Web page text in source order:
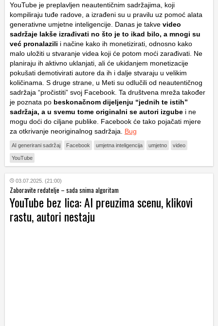
YouTube je preplavljen neautentičnim sadržajima, koji
kompiliraju tuđe radove, a izrađeni su u pravilu uz pomoć alata
generativne umjetne inteligencije. Danas je takve video
sadržaje lakše izrađivati no što je to ikad bilo, a mnogi su
već pronalazili i načine kako ih monetizirati, odnosno kako
malo uložiti u stvaranje videa koji će potom moći zarađivati. Ne
planiraju ih aktivno uklanjati, ali će ukidanjem monetizacije
pokušati demotivirati autore da ih i dalje stvaraju u velikim
količinama. S druge strane, u Meti su odlučili od neautentičnog
sadržaja “pročistiti” svoj Facebook. Ta društvena mreža također
je poznata po beskonačnom dijeljenju “jednih te istih”
sadržaja, a u svemu tome originalni se autori izgube i ne
mogu doći do ciljane publike. Facebook će tako pojačati mjere
za otkrivanje neoriginalnog sadržaja. Bug
AI generirani sadržaj Facebook umjetna inteligencija umjetno video
YouTube
03.07.2025. (21:00)
Zaboravite redatelje – sada snima algoritam
YouTube bez lica: AI preuzima scenu, klikovi
rastu, autori nestaju